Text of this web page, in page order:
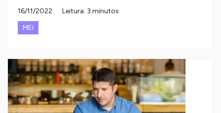
16/11/2022
Leitura: 3 minutos
MEI